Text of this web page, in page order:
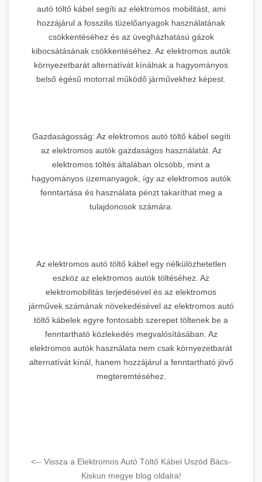
autó töltő kábel segíti az elektromos mobilitást, ami
hozzájárul a fosszilis tüzelőanyagok használatának
csökkentéséhez és az üvegházhatású gázok
kibocsátásának csökkentéséhez. Az elektromos autók
környezetbarát alternatívát kínálnak a hagyományos
belső égésű motorral működő járművekhez képest.
Gazdaságosság: Az elektromos autó töltő kábel segíti
az elektromos autók gazdaságos használatát. Az
elektromos töltés általában olcsóbb, mint a
hagyományos üzemanyagok, így az elektromos autók
fenntartása és használata pénzt takaríthat meg a
tulajdonosok számára.
Az elektromos autó töltő kábel egy nélkülözhetetlen
eszköz az elektromos autók töltéséhez. Az
elektromobilitás terjedésével és az elektromos
járművek számának növekedésével az elektromos autó
töltő kábelek egyre fontosabb szerepet töltenek be a
fenntartható közlekedés megvalósításában. Az
elektromos autók használata nem csak környezetbarát
alternatívát kínál, hanem hozzájárul a fenntartható jövő
megteremtéséhez.
<-- Vissza a Elektromos Autó Töltő Kábel Uszód Bács-
Kiskun megye blog oldalra!